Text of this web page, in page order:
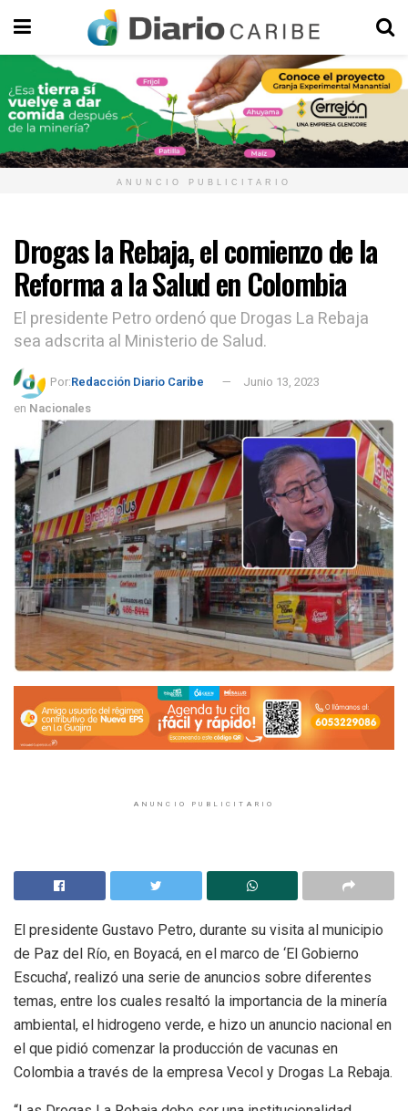
ANUNCIO PUBLICITARIO
Drogas la Rebaja, el comienzo de la
Reforma a la Salud en Colombia
El presidente Petro ordenó que Drogas La Rebaja
sea adscrita al Ministerio de Salud.
Por:Redacción Diario Caribe
Junio 13, 2023
en Nacionales
ANUNCIO PUBLICITARIO
El presidente Gustavo Petro, durante su visita al municipio
de Paz del Río, en Boyacá, en el marco de ‘El Gobierno
Escucha’, realizó una serie de anuncios sobre diferentes
temas, entre los cuales resaltó la importancia de la minería
ambiental, el hidrogeno verde, e hizo un anuncio nacional en
el que pidió comenzar la producción de vacunas en
Colombia a través de la empresa Vecol y Drogas La Rebaja.